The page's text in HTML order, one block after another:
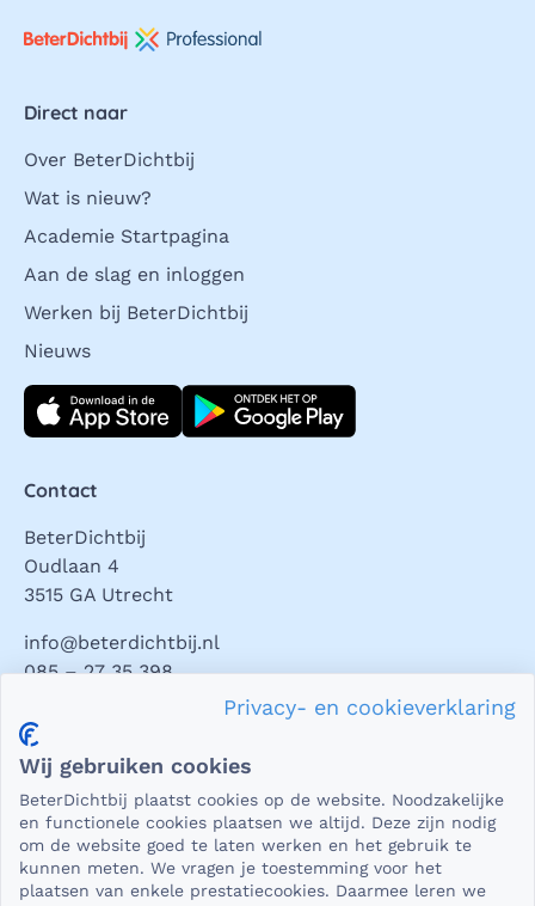
Direct naar
Over BeterDichtbij
Wat is nieuw?
Academie Startpagina
Aan de slag en inloggen
Werken bij BeterDichtbij
Nieuws
Download direct
Contact
BeterDichtbij
Oudlaan 4
3515 GA Utrecht
info@beterdichtbij.nl
085 – 27 35 398
Privacy en veiligheid
essentieel dat die beveiligd worden uitgewisseld. En dat
die gegevens niet in verkeerde handen vallen. Daar kun je
op rekenen bij BeterDichtbij.
Privacy- en cookieverklaring
Wij gebruiken cookies
BeterDichtbij plaatst cookies op de website. Noodzakelijke
en functionele cookies plaatsen we altijd. Deze zijn nodig
om de website goed te laten werken en het gebruik te
kunnen meten. We vragen je toestemming voor het
plaatsen van enkele prestatiecookies. Daarmee leren we